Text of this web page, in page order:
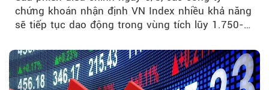
chứng khoán nhận định VN Index nhiều khả năng
sẽ tiếp tục dao động trong vùng tích lũy 1.750-